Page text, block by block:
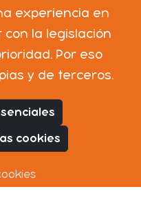
experiencia en
la legislación
Por eso
y de terceros.
cookies